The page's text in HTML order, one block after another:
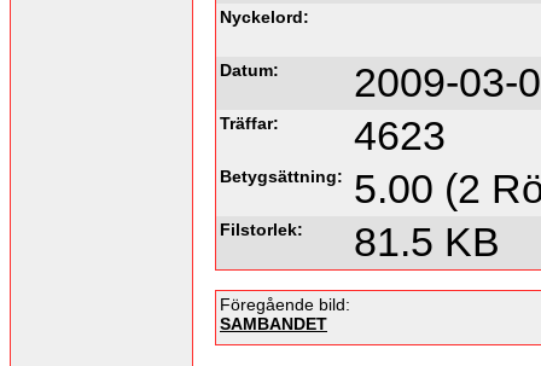
Nyckelord:
Datum: 2009-03-
Träffar: 4623
Betygsättning: 5.00 (2
Filstorlek: 81.5 KB
Föregående bild:
SAMBANDET